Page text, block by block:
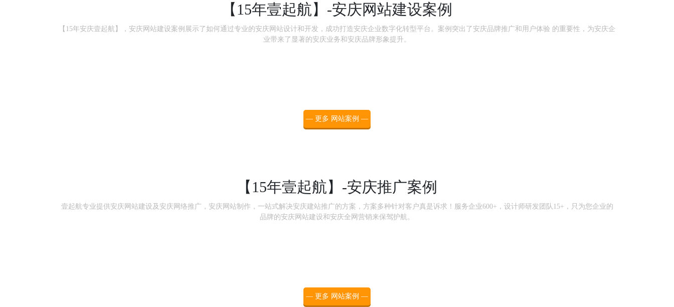
【15年壹起航】-安庆网站建设案例
【15年安庆壹起航】，安庆网站建设案例展示了如何通过专业的安庆网站设计和开发，成功打造安庆企业数字化转型平台。案例突出了安庆品牌推广和用户体验 的重要性，为安庆企
业带来了显著的安庆业务和安庆品牌形象提升。
— 更多 网站案例 —
【15年壹起航】-安庆推广案例
壹起航专业提供安庆网站建设及安庆网络推广，安庆网站制作，一站式解决安庆建站推广的方案，方案多种针对客户真是诉求！服务企业600+，设计师研发团队15+，只为您企业的
品牌的安庆网站建设和安庆全网营销来保驾护航。
— 更多 网站案例 —